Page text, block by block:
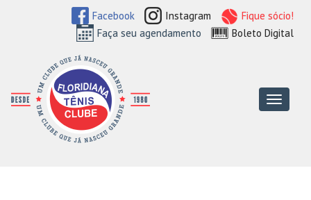
Facebook Instagram
Fique sócio!
Faça seu agendamento
Boleto Digital
Menu